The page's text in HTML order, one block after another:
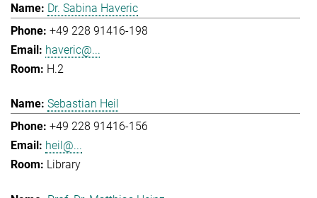
Dr. Sabina Haveric
+49 228 91416-198
haveric@...
H.2
Sebastian Heil
+49 228 91416-156
heil@...
Library